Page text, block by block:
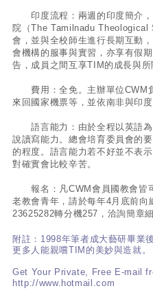
印度流程：兩週的印度簡介，
院（The Tamilnadu Theological
會，並與全校師生進行長期互動
會機構的服事與實習，亦享有假
告，成員之間互享TIM的成長與
費用：全免。主辦單位CWM
來回國家機票等，並依南非與印
語言能力：由於全程以英語為
說讀寫能力。總會培育委員會的
的程度。語言能力若不好並不表
對確實會比較辛苦。
報名：凡CWM會員國教會皆
老教會青年，請於每年4月底前
23625282轉分機257，洽詢簡章
附註：1998年筆者成大藝研畢業
更多人能親嚐TIM的美妙與造就。
Get Your Private, Free E-mail
http://www.hotmail.com